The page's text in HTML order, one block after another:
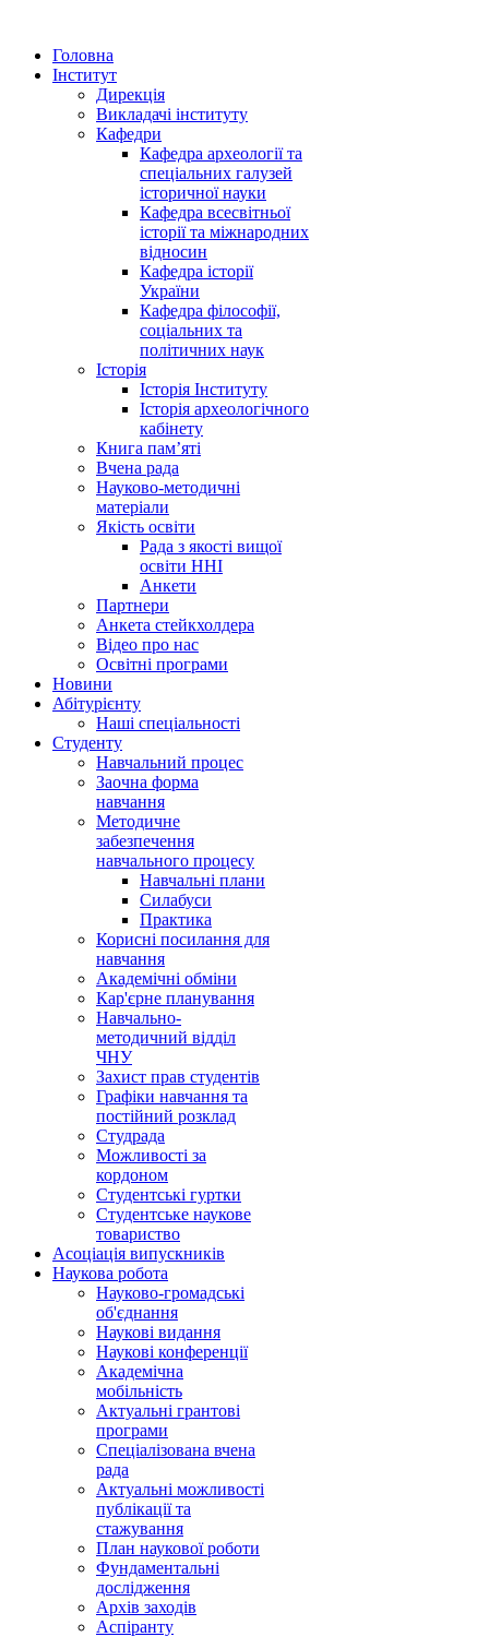
Головна
Інститут
Дирекція
Викладачі інституту
Кафедри
Кафедра археології та
спеціальних галузей
історичної науки
Кафедра всесвітньої
історії та міжнародних
відносин
Кафедра історії
України
Кафедра філософії,
соціальних та
політичних наук
Історія
Історія Інституту
Історія археологічного
кабінету
Книга памʼяті
Вчена рада
Науково-методичні
матеріали
Якість освіти
Рада з якості вищої
освіти ННІ
Анкети
Партнери
Анкета стейкхолдера
Відео про нас
Освітні програми
Hовини
Абітурієнту
Наші спеціальності
Студенту
Навчальний процес
Заочна форма
навчання
Методичне
забезпечення
навчального процесу
Навчальні плани
Силабуси
Практика
Корисні посилання для
навчання
Академічні обміни
Кар'єрне планування
Навчально-
методичний відділ
ЧНУ
Захист прав студентів
Графіки навчання та
постійний розклад
Студрада
Можливості за
кордоном
Студентські гуртки
Студентське наукове
товариство
Асоціація випускників
Наукова робота
Науково-громадські
об'єднання
Наукові видання
Наукові конференції
Академічна
мобільність
Актуальні грантові
програми
Спеціалізована вчена
рада
Актуальні можливості
публікації та
стажування
План наукової роботи
Фундаментальні
дослідження
Архів заходів
Аспіранту